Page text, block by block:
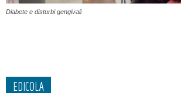
Diabete e disturbi gengivali
EDICOLA